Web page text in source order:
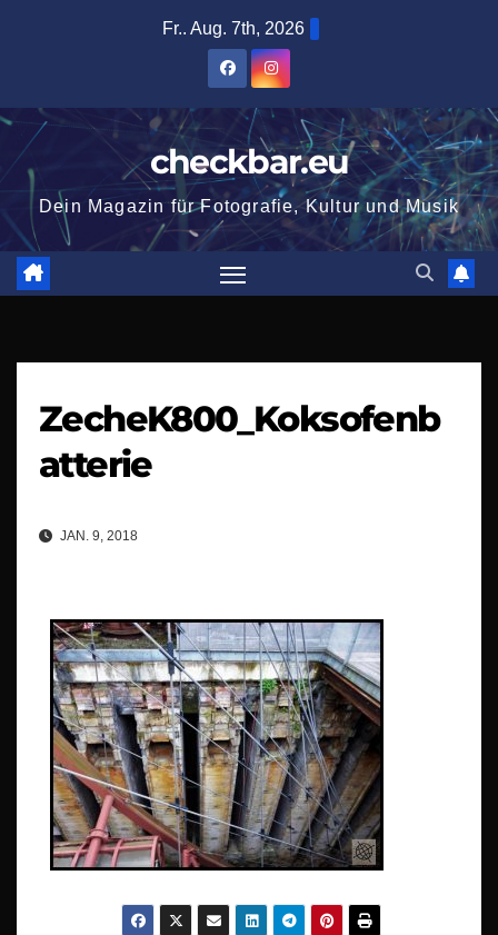
Fr.. Aug. 7th, 2026
checkbar.eu
Dein Magazin für Fotografie, Kultur und Musik
ZecheK800_Koksofenb
atterie
JAN. 9, 2018